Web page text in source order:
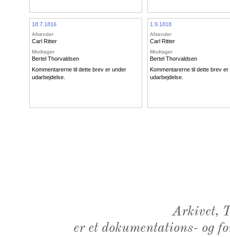
18.7.1816
Afsender
Carl Ritter
Modtager
Bertel Thorvaldsen
Kommentarerne til dette brev er under
udarbejdelse.
1.9.1818
Afsender
Carl Ritter
Modtager
Bertel Thorvaldsen
Kommentarerne til dette brev er
udarbejdelse.
Arkivet,
er et dokumentations- og